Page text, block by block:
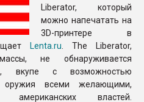
Liberator, который
можно напечатать на
3D-принтере в
Lenta.ru . The Liberator,
не обнаруживается
вкупе с возможностью
оружия всеми желающими,
американских властей.